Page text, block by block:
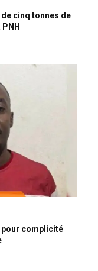
cinq tonnes de
pour complicité